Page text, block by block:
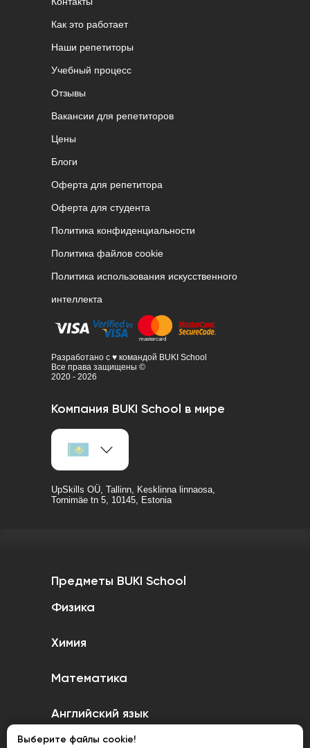
Как это работает
Наши репетиторы
Учебный процесс
Отзывы
Вакансии для репетиторов
Цены
Блоги
Оферта для репетитора
Оферта для студента
Политика конфиденциальности
Политика файлов cookie
Политика использования искусственного
интеллекта
Разработано с ♥ командой BUKI School
Все права защищены ©
2020 - 2026
Компания BUKI School в мире
UpSkills OÜ, Tallinn, Kesklinna linnaosa,
Tornimäe tn 5, 10145, Estonia
Предметы BUKI School
Физика
Химия
Математика
Английский язык
Выберите файлы cookie!